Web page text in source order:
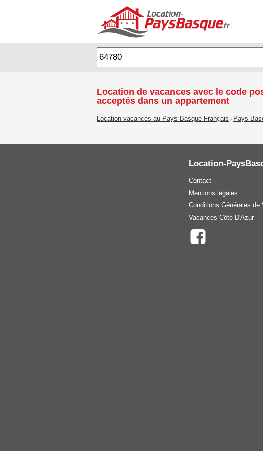
Location de vacances avec le code
acceptés dans un appartement
Location vacances au Pays Basque Français > Pays
Location-
Contact
Mentions légales
Conditions Générales de
Vacances Côte D'Azur